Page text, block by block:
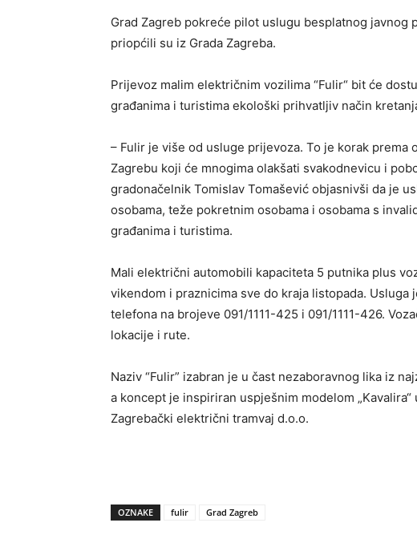
Grad Zagreb pokreće pilot uslugu besplatnog javnog
priopćili su iz Grada Zagreba.
Prijevoz malim električnim vozilima “Fulir“ bit će
građanima i turistima ekološki prihvatljiv način
– Fulir je više od usluge prijevoza. To je korak
Zagrebu koji će mnogima olakšati svakodnevicu i
gradonačelnik Tomislav Tomašević objasnivši da je
osobama, teže pokretnim osobama i osobama s
građanima i turistima.
Mali električni automobili kapaciteta 5 putnika plus
vikendom i praznicima sve do kraja listopada.
telefona na brojeve 091/1111-425 i 091/1111-426.
lokacije i rute.
Naziv “Fulir” izabran je u čast nezaboravnog lika iz
a koncept je inspiriran uspješnim modelom
Zagrebački električni tramvaj d.o.o.
OZNAKE fulir Grad Zagreb